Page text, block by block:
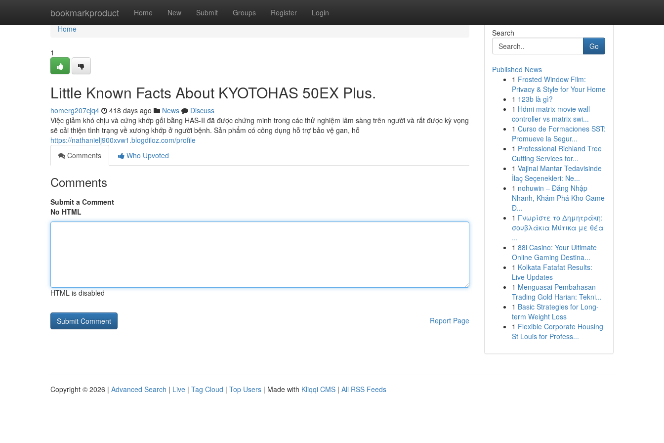
bookmarkproduct Home New Submit Groups Register Login
Home
Home
1
Little Known Facts About KYOTOHAS 50EX Plus.
homerg207cjq4 418 days ago News
Discuss
Việc giảm khó chịu và cứng khớp gối bằng HAS-II đã được chứng minh trong các thử nghiệm lâm sàng trên người và rất được kỳ vọng
sẽ cải thiện tình trạng về xương khớp ở người bệnh. Sản phẩm có công dụng hỗ trợ bảo vệ gan, hỗ
https://nathanielj900xvw1.blogdiloz.com/profile
Comments
Who Upvoted
Comments
Submit a Comment
No HTML
HTML is disabled
Report Page
Search
Go
Published News
1 Frosted Window Film:
Privacy & Style for Your Home
1 123b là gì?
1 Hdmi matrix movie wall
controller vs matrix swi...
1 Curso de Formaciones SST:
Promueve la Segur...
1 Professional Richland Tree
Cutting Services for...
1 Vajinal Mantar Tedavisinde
İlaç Seçenekleri: Ne...
1 nohuwin – Đăng Nhập
Nhanh, Khám Phá Kho Game
Đ...
1 Γνωρίστε το Δημητράκη:
σουβλάκια Μύτικα με θέα
...
1 88i Casino: Your Ultimate
Online Gaming Destina...
1 Kolkata Fatafat Results:
Live Updates
1 Menguasai Pembahasan
Trading Gold Harian: Tekni...
1 Basic Strategies for Long-
term Weight Loss
1 Flexible Corporate Housing
St Louis for Profess...
Copyright © 2026 | Advanced Search | Live | Tag Cloud | Top Users | Made with Kliqqi CMS | All RSS Feeds